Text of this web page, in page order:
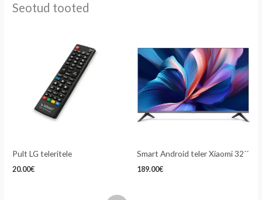
Seotud tooted
Pult LG teleritele
20.00€
Smart Android teler Xiaomi 32´´
189.00€